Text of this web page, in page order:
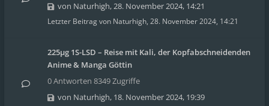
von Naturhigh,28. November 2024, 14:21
Letzter Beitrag von Naturhigh, 28. November 2024, 14:21
225µg 1S-LSD – Reise mit Kali, der Kopfabschneidenden
Anime & Manga Göttin
0 Antworten 8349 Zugriffe
von Naturhigh, 18. November 2024, 19:39